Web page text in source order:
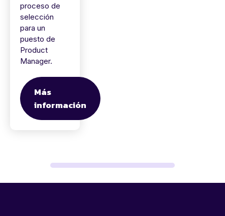
proceso de
selección
para un
puesto de
Product
Manager.
Más
información